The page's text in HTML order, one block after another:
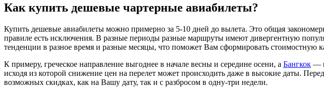
Как купить дешевые чартерные авиабилеты?
Купить дешевые авиабилеты можно примерно за 5-10 дней до вылета. Это общая
правиле есть исключения. В разные периоды разные маршруты имеют дивергентную
тенденции в разное время и разные месяцы, что поможет Вам сформировать стоимостную
К примеру, греческое направление выгоднее в начале весны и середине осени, а Бангкок —
исходя из которой снижение цен на перелет может происходить даже в высокие даты.
возможных скидках, как на Вашу дату, так и с разбросом в одну-три недели.